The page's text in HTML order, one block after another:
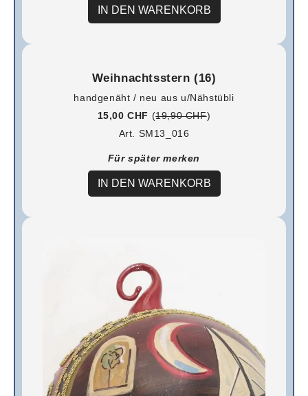
IN DEN WARENKORB
Weihnachtsstern (16)
handgenäht / neu aus u/Nähstübli
15,00 CHF (19,90 CHF)
Art. SM13_016
Für später merken
IN DEN WARENKORB